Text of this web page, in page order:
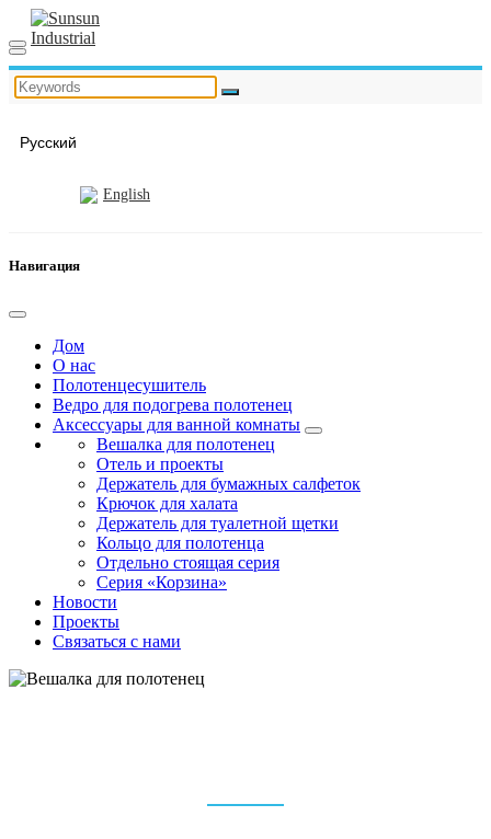
Русский
English
Навигация
Дом
О нас
Полотенцесушитель
Ведро для подогрева полотенец
Аксессуары для ванной комнаты
Вешалка для полотенец
Отель и проекты
Держатель для бумажных салфеток
Крючок для халата
Держатель для туалетной щетки
Кольцо для полотенца
Отдельно стоящая серия
Серия «Корзина»
Новости
Проекты
Связаться с нами